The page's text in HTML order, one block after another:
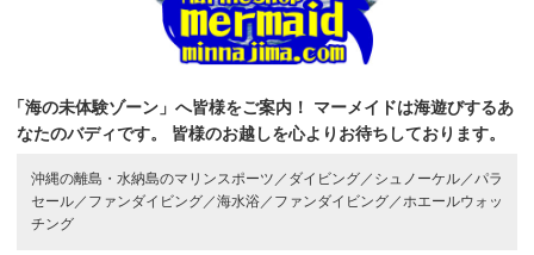
「海の未体験ゾーン」へ皆様をご案内！
マーメイドは海遊びするあ
なたのバディです。
皆様のお越しを心よりお待ちしております。
沖縄の離島・水納島のマリンスポーツ／ ダイビング／ シュノーケル／ パラ
セール／ ファンダイビング／海水浴／ ファンダイビング／ ホエールウォッ
チング